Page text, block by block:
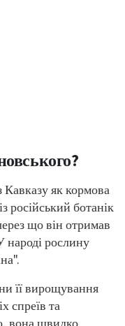
як кормова
російський ботанік
що він отримав
народі рослину
її вирощування
спреїв та